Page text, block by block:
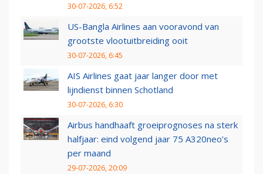
30-07-2026, 6:52
US-Bangla Airlines aan vooravond van
grootste vlootuitbreiding ooit
30-07-2026, 6:45
AIS Airlines gaat jaar langer door met
lijndienst binnen Schotland
30-07-2026, 6:30
Airbus handhaaft groeiprognoses na sterk
halfjaar: eind volgend jaar 75 A320neo’s
per maand
29-07-2026, 20:09